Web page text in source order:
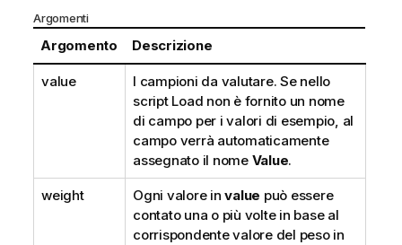
Argomenti
Argomento Descrizione
value
I campioni da valutare. Se nello
script Load non è fornito un nome
di campo per i valori di esempio, al
campo verrà automaticamente
assegnato il nome Value.
weight Ogni valore invalue può essere
contato una o più volte in base al
corrispondente valore del peso in